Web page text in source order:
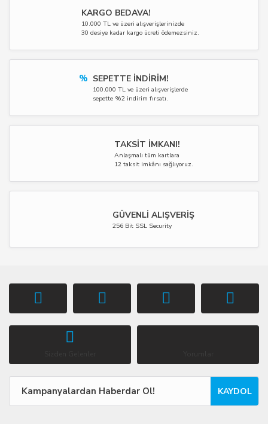
KARGO BEDAVA!
10.000 TL ve üzeri alışverişlerinizde
30 desiye kadar kargo ücreti ödemezsiniz.
% SEPETTE İNDİRİM!
100.000 TL ve üzeri alışverişlerde
sepette %2 indirim fırsatı.
TAKSİT İMKANI!
Anlaşmalı tüm kartlara
12 taksit imkânı sağlıyoruz.
GÜVENLİ ALIŞVERİŞ
256 Bit SSL Security
KAYDOL